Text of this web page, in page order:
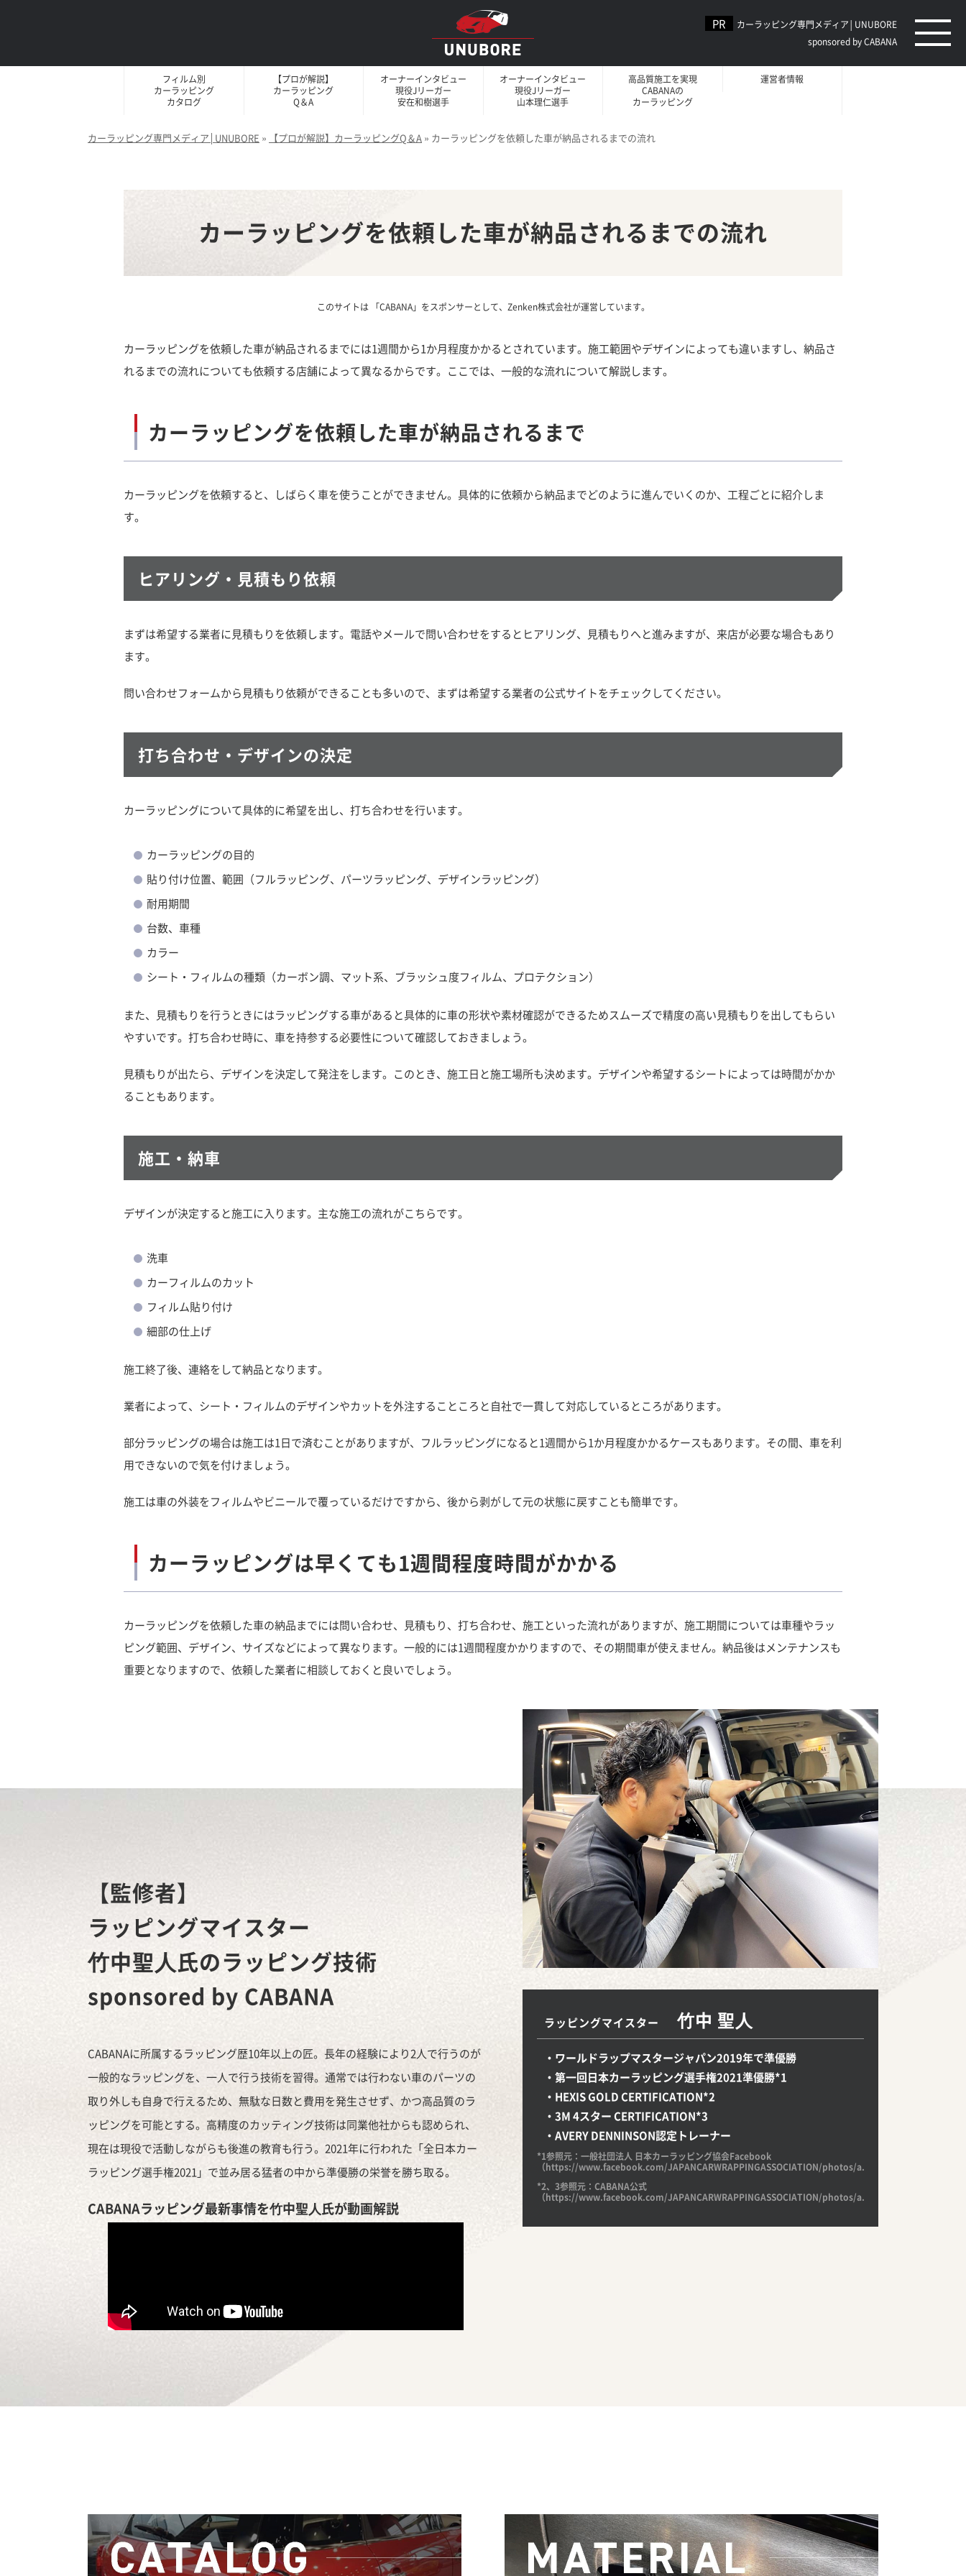
カーラッピング専門メディア│UNUBORE
sponsored by CABANA
フィルム別
カーラッピング
カタログ
【プロが解説】
カーラッピング
Q＆A
オーナーインタビュー
現役Jリーガー
安在和樹選手
オーナーインタビュー
現役Jリーガー
山本理仁選手
高品質施工を実現
CABANAの
カーラッピング
運営者情報
カーラッピング専門メディア│UNUBORE » 【プロが解説】カーラッピングQ＆A » カーラッピングを依頼した車が納品されるまでの流れ
カーラッピングを依頼した車が納品されるまでの流れ
このサイトは 「CABANA」をスポンサーとして、Zenken株式会社が運営しています。
カーラッピングを依頼した車が納品されるまでには1週間から1か月程度かかるとされています。施工範囲やデザインによっても違いますし、納品さ
れるまでの流れについても依頼する店舗によって異なるからです。ここでは、一般的な流れについて解説します。
カーラッピングを依頼した車が納品されるまで
カーラッピングを依頼すると、しばらく車を使うことができません。具体的に依頼から納品までどのように進んでいくのか、工程ごとに紹介しま
す。
ヒアリング・見積もり依頼
まずは希望する業者に見積もりを依頼します。電話やメールで問い合わせをするとヒアリング、見積もりへと進みますが、来店が必要な場合もあり
ます。
問い合わせフォームから見積もり依頼ができることも多いので、まずは希望する業者の公式サイトをチェックしてください。
打ち合わせ・デザインの決定
カーラッピングについて具体的に希望を出し、打ち合わせを行います。
カーラッピングの目的
貼り付け位置、範囲（フルラッピング、パーツラッピング、デザインラッピング）
耐用期間
台数、車種
カラー
シート・フィルムの種類（カーボン調、マット系、ブラッシュ度フィルム、プロテクション）
また、見積もりを行うときにはラッピングする車があると具体的に車の形状や素材確認ができるためスムーズで精度の高い見積もりを出してもらい
やすいです。打ち合わせ時に、車を持参する必要性について確認しておきましょう。
見積もりが出たら、デザインを決定して発注をします。このとき、施工日と施工場所も決めます。デザインや希望するシートによっては時間がかか
ることもあります。
施工・納車
デザインが決定すると施工に入ります。主な施工の流れがこちらです。
洗車
カーフィルムのカット
フィルム貼り付け
細部の仕上げ
施工終了後、連絡をして納品となります。
業者によって、シート・フィルムのデザインやカットを外注することころと自社で一貫して対応しているところがあります。
部分ラッピングの場合は施工は1日で済むことがありますが、フルラッピングになると1週間から1か月程度かかるケースもあります。その間、車を利
用できないので気を付けましょう。
施工は車の外装をフィルムやビニールで覆っているだけですから、後から剥がして元の状態に戻すことも簡単です。
カーラッピングは早くても1週間程度時間がかかる
カーラッピングを依頼した車の納品までには問い合わせ、見積もり、打ち合わせ、施工といった流れがありますが、施工期間については車種やラッ
ピング範囲、デザイン、サイズなどによって異なります。一般的には1週間程度かかりますので、その期間車が使えません。納品後はメンテナンスも
重要となりますので、依頼した業者に相談しておくと良いでしょう。
【監修者】
ラッピングマイスター
⽵中聖⼈氏のラッピング技術
sponsored by CABANA
CABANAに所属するラッピング歴10年以上の匠。長年の経験により2人で行うのが
一般的なラッピングを、一人で行う技術を習得。通常では行わない車のパーツの
取り外しも自身で行えるため、無駄な日数と費用を発生させず、かつ高品質のラ
ッピングを可能とする。高精度のカッティング技術は同業他社からも認められ、
現在は現役で活動しながらも後進の教育も行う。2021年に行われた「全日本カー
ラッピング選手権2021」で並み居る猛者の中から準優勝の栄誉を勝ち取る。
CABANAラッピング最新事情を⽵中聖⼈氏が動画解説
ラッピングマイスター ⽵中 聖⼈
・ワールドラップマスタージャパン2019年で準優勝
・第一回日本カーラッピング選手権2021準優勝*1
・HEXIS GOLD CERTIFICATION*2
・3M 4スター CERTIFICATION*3
・AVERY DENNINSON認定トレーナー
*1参照元：一般社団法人 日本カーラッピング協会Facebook
（https://www.facebook.com/JAPANCARWRAPPINGASSOCIATION/photos/a.939972902819389/
*2、3参照元：CABANA公式
（https://www.facebook.com/JAPANCARWRAPPINGASSOCIATION/photos/a.939972902819389/